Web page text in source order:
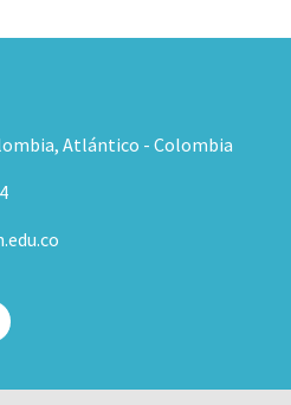
Atlántico - Colombia